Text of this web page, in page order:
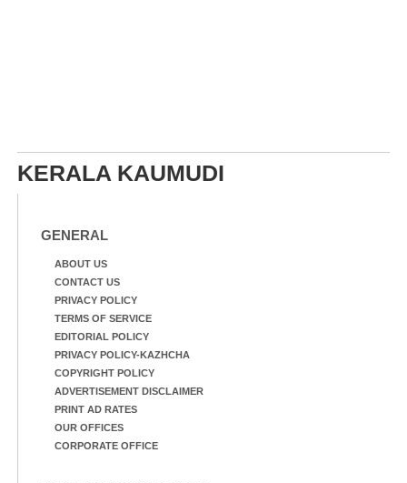
KERALA KAUMUDI
GENERAL
ABOUT US
CONTACT US
PRIVACY POLICY
TERMS OF SERVICE
EDITORIAL POLICY
PRIVACY POLICY-KAZHCHA
COPYRIGHT POLICY
ADVERTISEMENT DISCLAIMER
PRINT AD RATES
OUR OFFICES
CORPORATE OFFICE